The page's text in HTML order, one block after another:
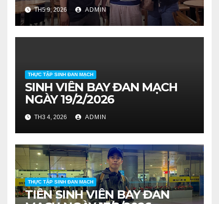
TH5 9, 2026 ADMIN
THỰC TẬP SINH ĐAN MẠCH
SINH VIÊN BAY ĐAN MẠCH
NGÀY 19/2/2026
TH3 4, 2026 ADMIN
THỰC TẬP SINH ĐAN MẠCH
TIỄN SINH VIÊN BAY ĐAN